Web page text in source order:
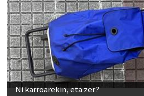
Ni karroarekin, eta zer?